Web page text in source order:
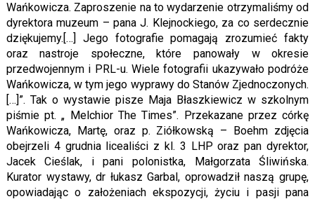
Wańkowicza. Zaproszenie na to wydarzenie otrzymaliśmy od
dyrektora muzeum – pana J. Klejnockiego, za co serdecznie
dziękujemy.[…] Jego fotografie pomagają zrozumieć fakty
oraz nastroje społeczne, które panowały w okresie
przedwojennym i PRL-u. Wiele fotografii ukazywało podróże
Wańkowicza, w tym jego wyprawy do Stanów Zjednoczonych.
[…]”. Tak o wystawie pisze Maja Błaszkiewicz w szkolnym
piśmie pt. „ Melchior The Times”. Przekazane przez córkę
Wańkowicza, Martę, oraz p. Ziółkowską – Boehm zdjęcia
obejrzeli 4 grudnia licealiści z kl. 3 LHP oraz pan dyrektor,
Jacek Cieślak, i pani polonistka, Małgorzata Śliwińska.
Kurator wystawy, dr łukasz Garbal, oprowadził naszą grupę,
opowiadając o założeniach ekspozycji, życiu i pasji pana